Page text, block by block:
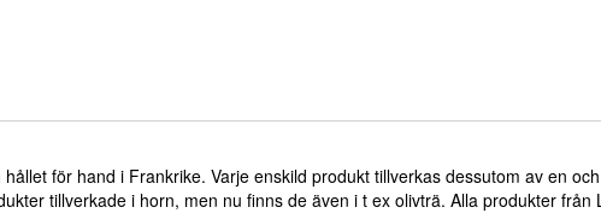
för hand i Frankrike. Varje enskild produkt tillverkas dessutom av en
tillverkade i horn, men nu finns de även i t ex olivträ. Alla produkter från